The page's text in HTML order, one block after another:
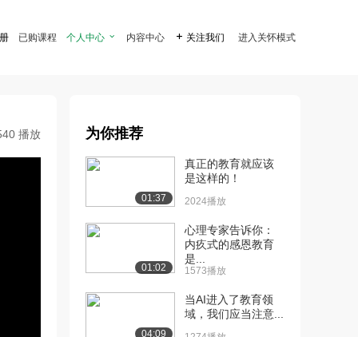
已购课程 个人中心  内容中心  关注我们 进入关怀模式
播放 为你推荐
01:37
真正的教育就应该
是这样的！
2024播放
01:02
心理专家告诉你：
内疚式的感恩教育
是...
1573播放
04:09
当AI进入了教育领
域，我们应当注意...